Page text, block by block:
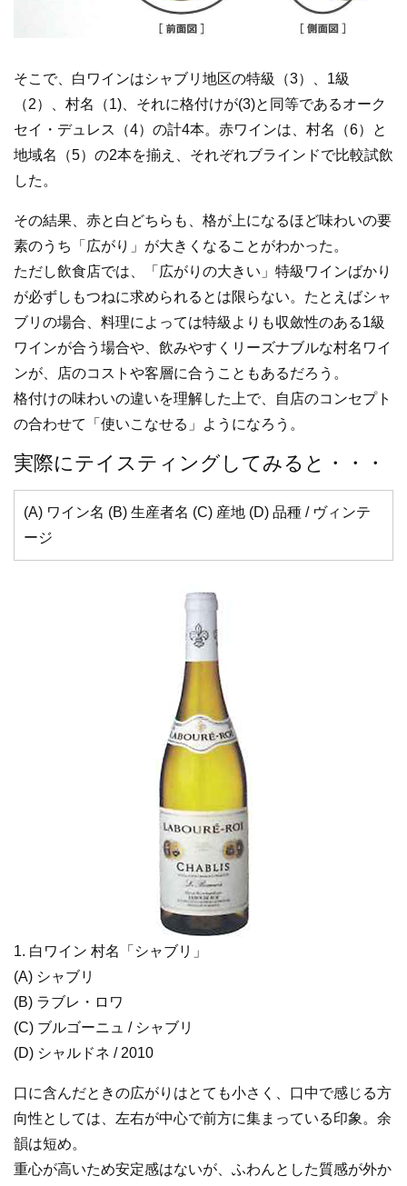
そこで、白ワインはシャブリ地区の特級（3）、1級
（2）、村名（1)、それに格付けが(3)と同等であるオーク
セイ・デュレス（4）の計4本。赤ワインは、村名（6）と
地域名（5）の2本を揃え、それぞれブラインドで比較試飲
した。
その結果、赤と白どちらも、格が上になるほど味わいの要
素のうち「広がり」が大きくなることがわかった。
ただし飲食店では、「広がりの大きい」特級ワインばかり
が必ずしもつねに求められるとは限らない。たとえばシャ
ブリの場合、料理によっては特級よりも収斂性のある1級
ワインが合う場合や、飲みやすくリーズナブルな村名ワイ
ンが、店のコストや客層に合うこともあるだろう。
格付けの味わいの違いを理解した上で、自店のコンセプト
の合わせて「使いこなせる」ようになろう。
実際にテイスティングしてみると・・・
(A) ワイン名 (B) 生産者名 (C) 産地 (D) 品種 / ヴィンテ
ージ
1. 白ワイン 村名「シャブリ」
(A) シャブリ
(B) ラブレ・ロワ
(C) ブルゴーニュ / シャブリ
(D) シャルドネ / 2010
口に含んだときの広がりはとても小さく、口中で感じる方
向性としては、左右が中心で前方に集まっている印象。余
韻は短め。
重心が高いため安定感はないが、ふわんとした質感が外か